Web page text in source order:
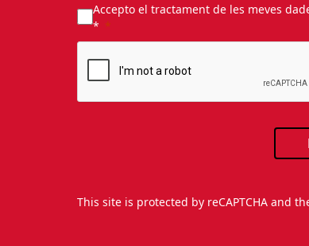
Accepto el tractament de les meves
*
This site is protected by reCAPTCHA and